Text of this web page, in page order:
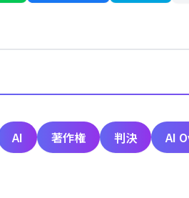
AI 著作権 判決 AI